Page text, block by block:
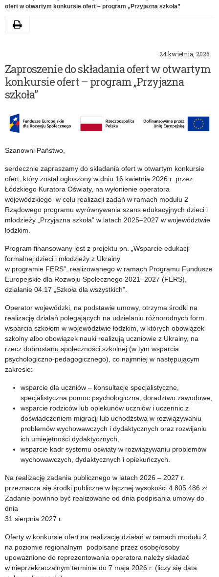
ofert w otwartym konkursie ofert – program „Przyjazna szkoła”
24 kwietnia, 2026
Zaproszenie do składania ofert w otwartym
konkursie ofert – program „Przyjazna
szkoła”
Szanowni Państwo,
serdecznie zapraszamy do składania ofert w otwartym konkursie
ofert, który został ogłoszony w dniu 16 kwietnia 2026 r. przez
Łódzkiego Kuratora Oświaty, na wyłonienie operatora
wojewódzkiego w celu realizacji zadań w ramach modułu 2
Rządowego programu wyrównywania szans edukacyjnych dzieci i
młodzieży „Przyjazna szkoła” w latach 2025–2027 w województwie
łódzkim.
Program finansowany jest z projektu pn. „Wsparcie edukacji
formalnej dzieci i młodzieży z Ukrainy
w programie FERS”, realizowanego w ramach Programu Fundusze
Europejskie dla Rozwoju Społecznego 2021–2027 (FERS),
działanie 04.17 „Szkoła dla wszystkich”.
Operator wojewódzki, na podstawie umowy, otrzyma środki na
realizację działań polegających na udzielaniu różnorodnych form
wsparcia szkołom w województwie łódzkim, w których obowiązek
szkolny albo obowiązek nauki realizują uczniowie z Ukrainy, na
rzecz dobrostanu społeczności szkolnej (w tym wsparcia
psychologiczno-pedagogicznego), co najmniej w następującym
zakresie:
wsparcie dla uczniów – konsultacje specjalistyczne,
specjalistyczna pomoc psychologiczna, doradztwo zawodowe,
wsparcie rodziców lub opiekunów uczniów i uczennic z
doświadczeniem migracji lub uchodźstwa w rozwiązywaniu
problemów wychowawczych i dydaktycznych oraz rozwijaniu
ich umiejętności dydaktycznych,
wsparcie kadr systemu oświaty w rozwiązywaniu problemów
wychowawczych, dydaktycznych i opiekuńczych.
Na realizację zadania publicznego w latach 2026 – 2027 r.
przeznacza się środki publiczne w łącznej wysokości 4.805.486 zł
Zadanie powinno być realizowane od dnia podpisania umowy do
dnia
31 sierpnia 2027 r.
Oferty w konkursie ofert na realizację działań w ramach modułu 2
na poziomie regionalnym podpisane przez osobę/osoby
upoważnione do reprezentowania operatora należy składać
w nieprzekraczalnym terminie do 7 maja 2026 r. (liczy się data
Drukuj